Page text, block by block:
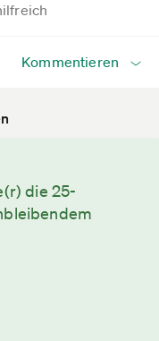
Kommentieren
die 25-